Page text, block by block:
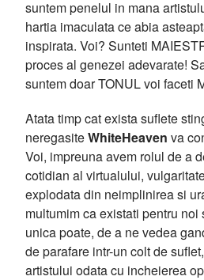
suntem penelul in mana
hartia imaculata ce abia
inspirata. Voi? Sunteti
proces al genezei adevarate!
suntem doar TONUL voi faceti
Atata timp cat exista suflete
neregasiteWhiteHeaven va
Voi, impreuna avem rolul de a
cotidian al virtualului,
explodata din neimplinirea si
multumim ca existati pentru noi
unica poate, de a ne vedea
de parafare intr-un colt de
artistului odata cu incheierea